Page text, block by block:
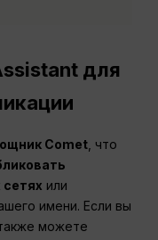
для
Comet , что
или
имени. Если вы
также можете